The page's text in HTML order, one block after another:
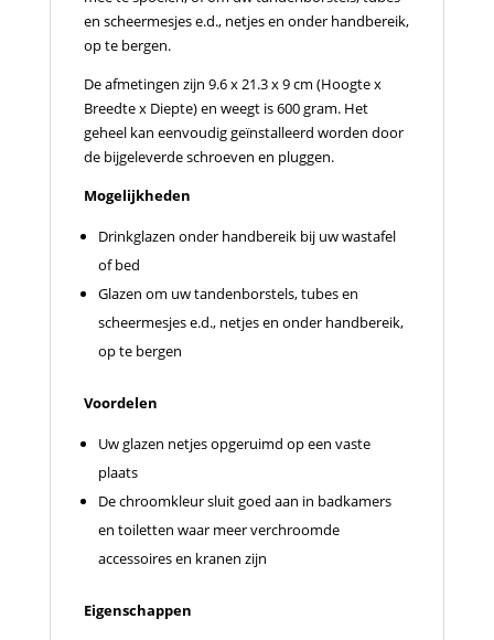
en scheermesjes e.d., netjes en onder handbereik,
op te bergen.
De afmetingen zijn 9.6 x 21.3 x 9 cm (Hoogte x
Breedte x Diepte) en weegt is 600 gram. Het
geheel kan eenvoudig geïnstalleerd worden door
de bijgeleverde schroeven en pluggen.
Mogelijkheden
Drinkglazen onder handbereik bij uw wastafel
of bed
Glazen om uw tandenborstels, tubes en
scheermesjes e.d., netjes en onder handbereik,
op te bergen
Voordelen
Uw glazen netjes opgeruimd op een vaste
plaats
De chroomkleur sluit goed aan in badkamers
en toiletten waar meer verchroomde
accessoires en kranen zijn
Eigenschappen